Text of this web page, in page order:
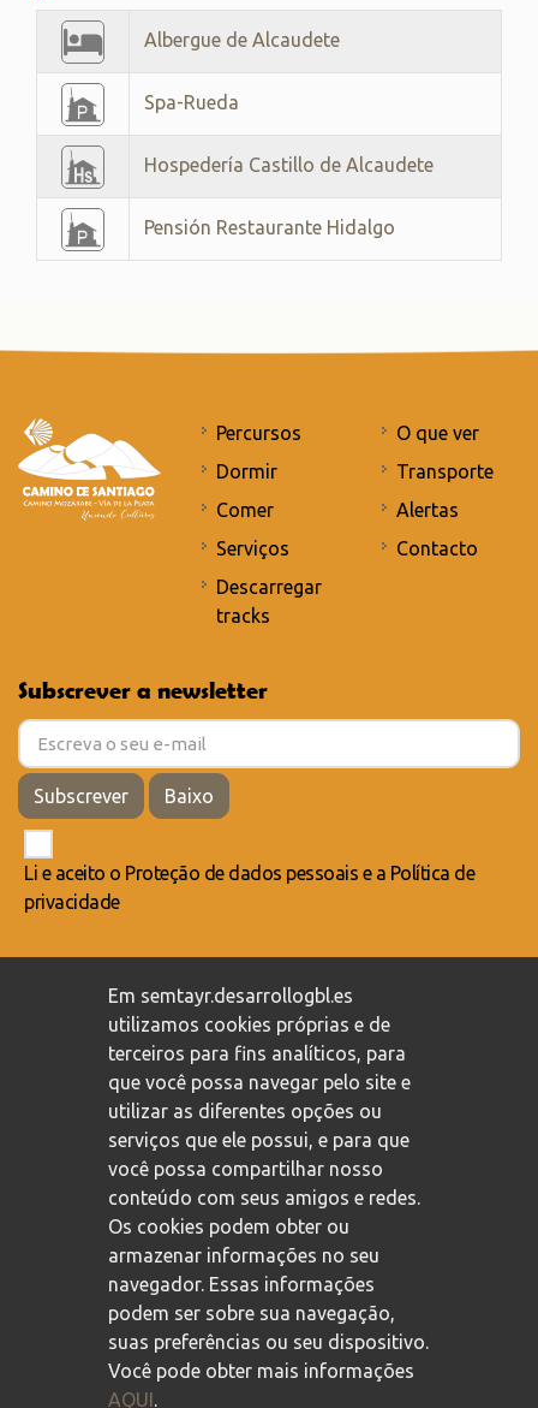
Albergue de Alcaudete
Spa-Rueda
Hospedería Castillo de Alcaudete
Pensión Restaurante Hidalgo
Percursos
Dormir
Comer
Serviços
Descarregar
tracks
O que ver
Transporte
Alertas
Contacto
Subscrever a newsletter
Subscrever Baixo
Li e aceito o Proteção de dados pessoais e a Política de
privacidade
Política de privacidade
/ Política de cookies
Em semtayr.desarrollogbl.es
utilizamos cookies próprias e de
terceiros para fins analíticos, para
que você possa navegar pelo site e
utilizar as diferentes opções ou
serviços que ele possui, e para que
você possa compartilhar nosso
conteúdo com seus amigos e redes.
Os cookies podem obter ou
armazenar informações no seu
navegador. Essas informações
podem ser sobre sua navegação,
suas preferências ou seu dispositivo.
Você pode obter mais informações
AQUI.